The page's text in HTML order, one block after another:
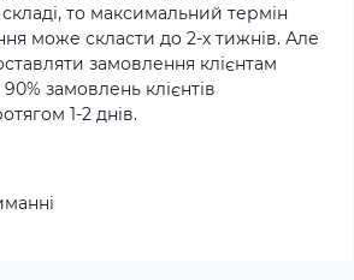
складі, то максимальний термін
може скласти до 2-х тижнів. Але
замовлення клієнтам
замовлень клієнтів
1-2 днів.